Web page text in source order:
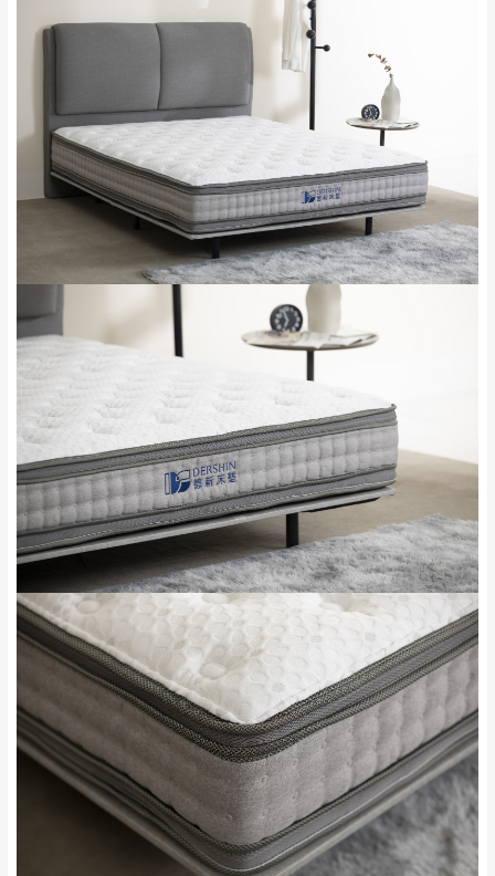
新北
林、福隆、淡水山
區、北投湖山路、
深坑山區
基隆
$ 9,000以上：免
運費
$ 9,000以下：
NT$500元
＊A108產品另收運費
基隆山區
$ 9,000以上：免
運費
$ 9,000以下：
＊A108產品另收運費
霄山區、西湖、泰
配送天數：5~14天
到貨時間：指定送貨日當天以電話聯絡確認
｜周（一）配送部門固定公休無送貨｜
台北市、新北市地區固定每周(三)、(日)兩天收送貨
暫無配送地區：彰化、南投、雲林、嘉義、台南、高
雄、屏東、宜蘭、 花蓮、台東、金門、馬祖、澎湖地區
（可於LINE線上詢問 →@dershin ）
法搬運上樓等因素，導致無法配送，
保護物流人員的工作安全，賣家無提供吊掛
服務，若需以吊車或其他的吊掛方式吊運，
費用將由買方自行支付。
因大型傢俱有組裝、配送的問題，並非一般
快速到貨商品，無法指定特定時間送達，司
機當天到貨前皆會再與您通知，讓你不用整
天在家等貨，以節省您的寶貴時間。
由於百貨公司配送較為不易，故暫無法配送
至百貨公司內部。
若您選擇三聯式或索取兩聯式發票，發票將於商品
完成出貨15個工作天另行寄出，另外約加上2~7個
工作天內送達，如遇國定假日將順延寄送。
退換貨說明：
若收到不良品，請於到貨日起七日內通知本
公司客服人員，我們將為您更換新品，運費
皆由本站負責，所有退回及換貨之商品必須
是全新狀態且完整包裝，床墊、床包、枕頭
類產品需為未拆封狀態(請保持商品、附件、
包裝、廠商紙及所有附隨文件或資料之完整
性)，若未依照上述方式處理，恕無法接受退
貨。
由於透過電腦螢幕選購商品，可能會因個人
電腦螢幕的設定色差或解析度等因素， 與實
際商品的顏色、質感稍有不同，如因此而需
需自付來回運費及人資成本 ，請您